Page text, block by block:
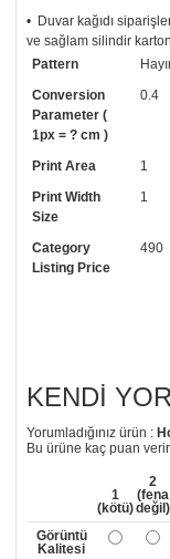
• Duvar kağıdı
ve sağlam silindir
• Tutkalınız,
Uygulaması standart
uygulama kılavuzu da
arayıp talebinizi
• Görselde düzenleme
numaramızdan
Pattern
Conversion
Parameter (
1px = ? cm )
0.4
Print Area
1
Print Width
Size
1
Category
Listing Price
490
KENDI
Yorumladığınız ürün :
Bu ürüne kaç puan
1
(kötü)
2
(fena
değil)
Görüntü
Kalitesi